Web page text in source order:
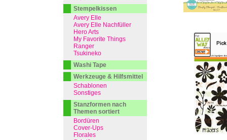
Stempelkissen
Avery Elle
Avery Elle Nachfüller
Hero Arts
My Favorite Things
Ranger
Tsukineko
Washi Tape
Werkzeuge & Hilfsmittel
Schablonen
Sonstiges
Stanzformen nach
Themen sortiert
Bordüren
Cover-Ups
Florales